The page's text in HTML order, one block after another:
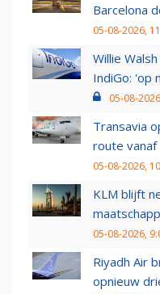
Barcelona
05-08-2026,
Willie
IndiGo: 'op
05-08-
Transavia
route
05-08-2026,
KLM blijft
05-08-2026,
Riyadh Air
opnieuw